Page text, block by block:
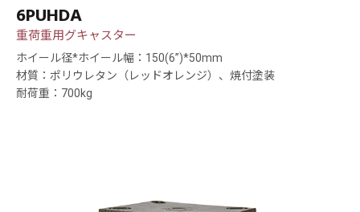
6PUHDA
重荷重用グキャスター
ホイール径*ホイール幅：150(6”)*50mm
材質：ポリウレタン（レッドオレンジ）、焼付塗装
耐荷重：700kg